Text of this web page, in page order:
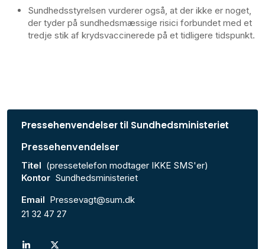
Sundhedsstyrelsen vurderer også, at der ikke er noget,
der tyder på sundhedsmæssige risici forbundet med et
tredje stik af krydsvaccinerede på et tidligere tidspunkt.
Pressehenvendelser til Sundhedsministeriet
Pressehenvendelser
Titel (pressetelefon modtager IKKE SMS'er)
Kontor Sundhedsministeriet
Email Pressevagt@sum.dk
21 32 47 27